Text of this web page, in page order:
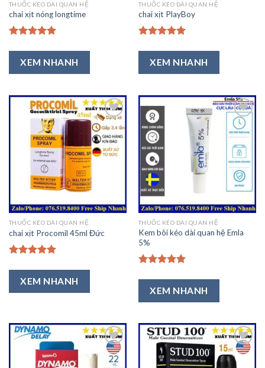
THUỐC KÉO DÀI QUAN HỆ
chai xịt nóng longtime
hạng5.00
5 sao
XEM NHANH
THUỐC KÉO DÀI QUAN HỆ
chai xịt PlayBoy
hạng5.00
5 sao
XEM NHANH
Thêm
vào
THUỐC KÉO DÀI QUAN HỆ
chai xịt Procomil 45ml Đức
hạng5.00
5 sao
XEM NHANH
Thêm
vào
Ưa
Thích
THUỐC KÉO DÀI QUAN HỆ
Kem bôi kéo dài quan hệ Emla
5%
hạng5.00
5 sao
XEM NHANH